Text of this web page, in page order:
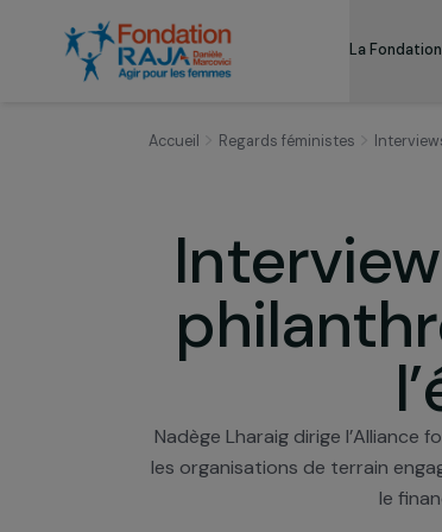
La
Regards féministes
Nadège Lharaig dirige
les organisations de